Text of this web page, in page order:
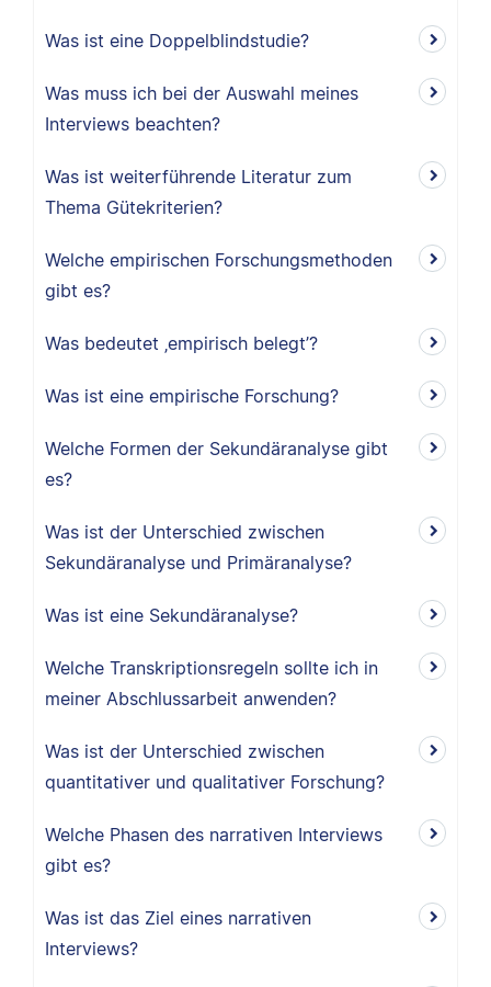
Was ist eine Doppelblindstudie?
Was muss ich bei der Auswahl meines
Interviews beachten?
Was ist weiterführende Literatur zum
Thema Gütekriterien?
Welche empirischen Forschungsmethoden
gibt es?
Was bedeutet ‚empirisch belegt’?
Was ist eine empirische Forschung?
Welche Formen der Sekundäranalyse gibt
es?
Was ist der Unterschied zwischen
Sekundäranalyse und Primäranalyse?
Was ist eine Sekundäranalyse?
Welche Transkriptionsregeln sollte ich in
meiner Abschlussarbeit anwenden?
Was ist der Unterschied zwischen
quantitativer und qualitativer Forschung?
Welche Phasen des narrativen Interviews
gibt es?
Was ist das Ziel eines narrativen
Interviews?